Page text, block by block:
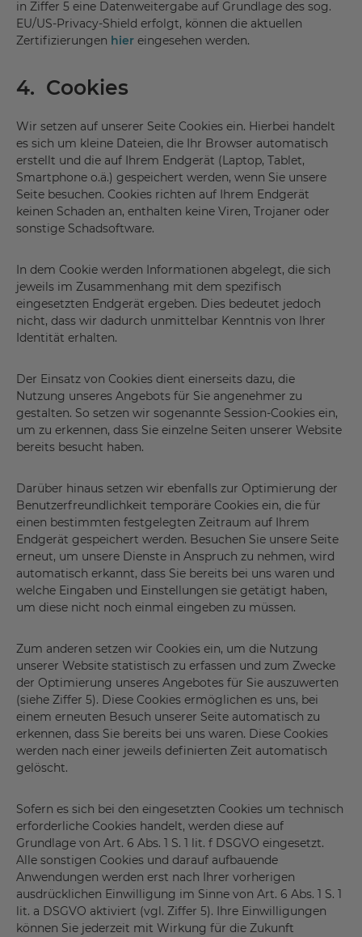
in Ziffer 5 eine Datenweitergabe auf Grundlage des sog.
EU/US-Privacy-Shield erfolgt, können die aktuellen
Zertifizierungen hier eingesehen werden.
4. Cookies
Wir setzen auf unserer Seite Cookies ein. Hierbei handelt
es sich um kleine Dateien, die Ihr Browser automatisch
erstellt und die auf Ihrem Endgerät (Laptop, Tablet,
Smartphone o.ä.) gespeichert werden, wenn Sie unsere
Seite besuchen. Cookies richten auf Ihrem Endgerät
keinen Schaden an, enthalten keine Viren, Trojaner oder
sonstige Schadsoftware.
In dem Cookie werden Informationen abgelegt, die sich
jeweils im Zusammenhang mit dem spezifisch
eingesetzten Endgerät ergeben. Dies bedeutet jedoch
nicht, dass wir dadurch unmittelbar Kenntnis von Ihrer
Identität erhalten.
Der Einsatz von Cookies dient einerseits dazu, die
Nutzung unseres Angebots für Sie angenehmer zu
gestalten. So setzen wir sogenannte Session-Cookies ein,
um zu erkennen, dass Sie einzelne Seiten unserer Website
bereits besucht haben.
Darüber hinaus setzen wir ebenfalls zur Optimierung der
Benutzerfreundlichkeit temporäre Cookies ein, die für
einen bestimmten festgelegten Zeitraum auf Ihrem
Endgerät gespeichert werden. Besuchen Sie unsere Seite
erneut, um unsere Dienste in Anspruch zu nehmen, wird
automatisch erkannt, dass Sie bereits bei uns waren und
welche Eingaben und Einstellungen sie getätigt haben,
um diese nicht noch einmal eingeben zu müssen.
Zum anderen setzen wir Cookies ein, um die Nutzung
unserer Website statistisch zu erfassen und zum Zwecke
der Optimierung unseres Angebotes für Sie auszuwerten
(siehe Ziffer 5). Diese Cookies ermöglichen es uns, bei
einem erneuten Besuch unserer Seite automatisch zu
erkennen, dass Sie bereits bei uns waren. Diese Cookies
werden nach einer jeweils definierten Zeit automatisch
gelöscht.
Sofern es sich bei den eingesetzten Cookies um technisch
erforderliche Cookies handelt, werden diese auf
Grundlage von Art. 6 Abs. 1 S. 1 lit. f DSGVO eingesetzt.
Alle sonstigen Cookies und darauf aufbauende
Anwendungen werden erst nach Ihrer vorherigen
ausdrücklichen Einwilligung im Sinne von Art. 6 Abs. 1 S. 1
lit. a DSGVO aktiviert (vgl. Ziffer 5). Ihre Einwilligungen
können Sie jederzeit mit Wirkung für die Zukunft